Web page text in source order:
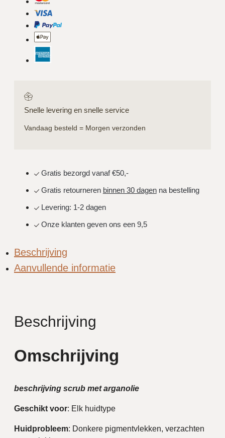
Snelle levering en snelle service
Vandaag besteld = Morgen verzonden
Gratis bezorgd vanaf €50,-
Gratis retourneren binnen 30 dagenna bestelling
Levering: 1-2 dagen
Onze klanten geven ons een 9,5
Beschrijving
Aanvullende informatie
Beschrijving
Omschrijving
beschrijving scrub met arganolie
Geschikt voor: Elk huidtype
Huidprobleem: Donkere pigmentvlekken, verzachten